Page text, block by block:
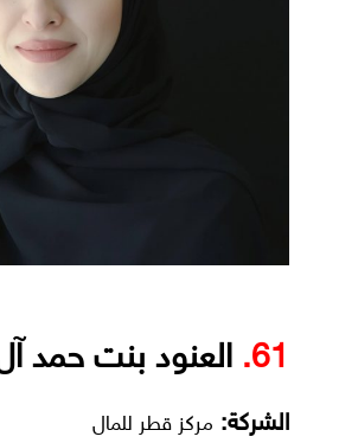
61. العنود بنت حمد
الشركة: مركز قطر للمال